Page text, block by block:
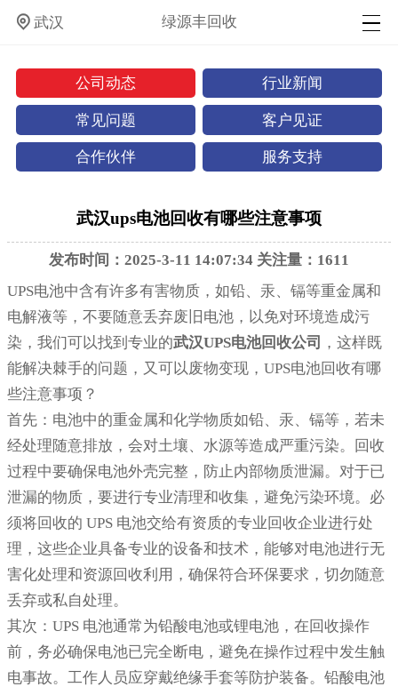
武汉 绿源丰回收
公司动态 行业新闻
常见问题 客户见证
合作伙伴 服务支持
武汉ups电池回收有哪些注意事项
发布时间：2025-3-11 14:07:34 关注量：1611
UPS电池中含有许多有害物质，如铅、汞、镉等重金属和
电解液等，不要随意丢弃废旧电池，以免对环境造成污
染，我们可以找到专业的武汉UPS电池回收公司 ，这样既
能解决棘手的问题，又可以废物变现，UPS电池回收有哪
些注意事项？
首先：电池中的重金属和化学物质如铅、汞、镉等，若未
经处理随意排放，会对土壤、水源等造成严重污染。回收
过程中要确保电池外壳完整，防止内部物质泄漏。对于已
泄漏的物质，要进行专业清理和收集，避免污染环境。必
须将回收的 UPS 电池交给有资质的专业回收企业进行处
理，这些企业具备专业的设备和技术，能够对电池进行无
害化处理和资源回收利用，确保符合环保要求，切勿随意
丢弃或私自处理。
其次：UPS 电池通常为铅酸电池或锂电池，在回收操作
前，务必确保电池已完全断电，避免在操作过程中发生触
电事故。工作人员应穿戴绝缘手套等防护装备。铅酸电池